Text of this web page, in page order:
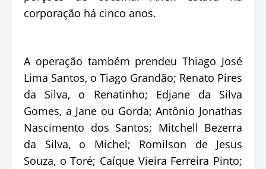
corporação há cinco anos.
A operação também prendeu Thiago José
Lima Santos, o Tiago Grandão; Renato Pires
da Silva, o Renatinho; Edjane da Silva
Gomes, a Jane ou Gorda; Antônio Jonathas
Nascimento dos Santos; Mitchell Bezerra
da Silva, o Michel; Romilson de Jesus
Souza, o Toré; Caíque Vieira Ferreira Pinto;